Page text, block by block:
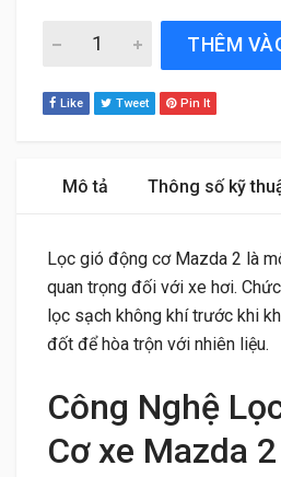
Lọc gió động cơ Mazda 2 1.5
THÊM
Like Tweet Pin It
Mô tả Thông số kỹ
Lọc gió động cơ Mazda 2 là
quan trọng đối với xe hơi.
lọc sạch không khí trước khi
đốt để hòa trộn với nhiên liệu.
Công Nghệ
Cơ xe Mazda